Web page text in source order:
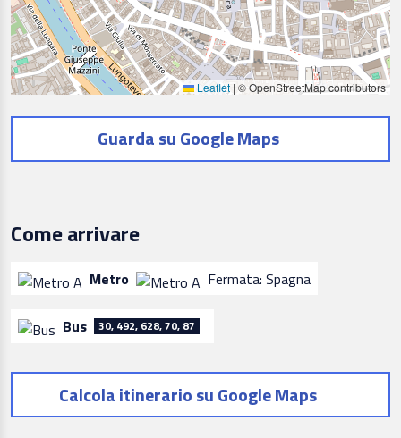
Leaflet | © OpenStreetMap contributors
Guarda su Google Maps
Come arrivare
Metro Fermata: Spagna
Bus 30, 492, 628, 70, 87
Calcola itinerario su Google Maps